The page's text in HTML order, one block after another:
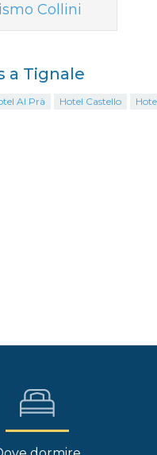
Collini
a Tignale
Al Prà Hotel Castello